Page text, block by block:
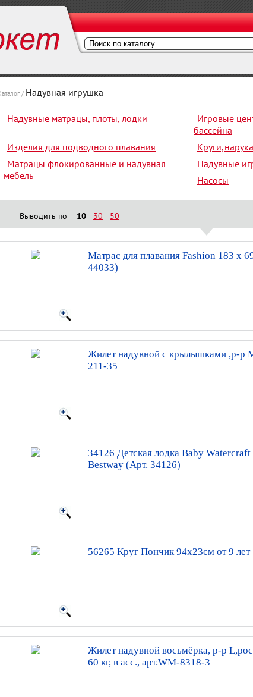
/ Надувная игрушка
Надувные матрацы, плоты, лодки
Игровые
бассейна
Изделия для подводного плавания
Матрацы флокированные и надувная
мебель
Надувные
Насосы
Выводить по 10 30 50
Матрас для плавания Fashion 183 х
44033)
Жилет надувной с крылышками ,р-р
211-35
34126 Детская лодка Baby
Bestway (Арт. 34126)
56265 Круг Пончик 94х23см от 9 лет
Жилет надувной восьмёрка, р-р
60 кг, в асс., арт.WM-8318-3